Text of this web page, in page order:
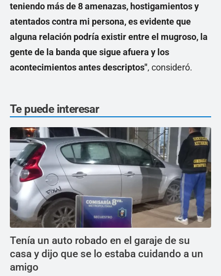
teniendo más de 8 amenazas, hostigamientos y
atentados contra mi persona, es evidente que
alguna relación podría existir entre el mugroso, la
gente de la banda que sigue afuera y los
acontecimientos antes descriptos", consideró.
Te puede interesar
Tenía un auto robado en el garaje de su
casa y dijo que se lo estaba cuidando a un
amigo